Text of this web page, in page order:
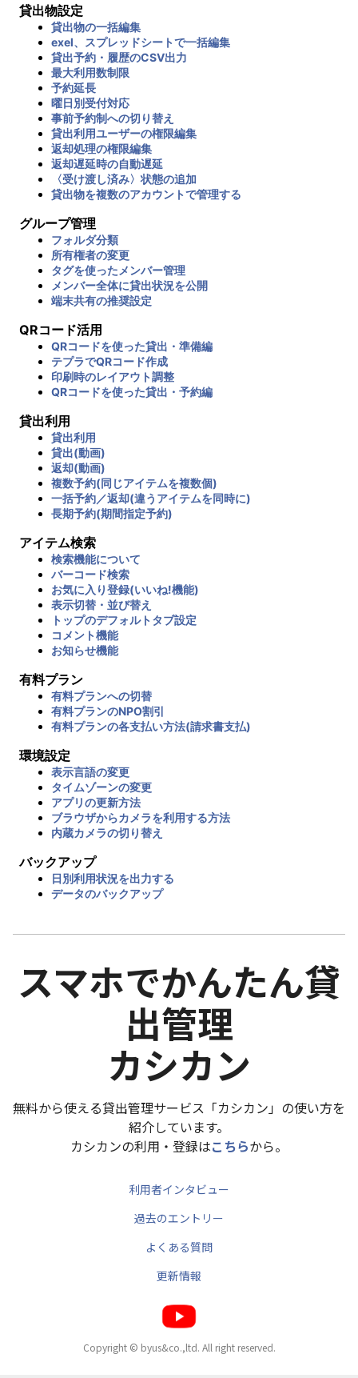
貸出物設定
貸出物の一括編集
exel、スプレッドシートで一括編集
貸出予約・履歴のCSV出力
最大利用数制限
予約延長
曜日別受付対応
事前予約制への切り替え
貸出利用ユーザーの権限編集
返却処理の権限編集
返却遅延時の自動遅延
〈受け渡し済み〉状態の追加
貸出物を複数のアカウントで管理する
グループ管理
フォルダ分類
所有権者の変更
タグを使ったメンバー管理
メンバー全体に貸出状況を公開
端末共有の推奨設定
QRコード活用
QRコードを使った貸出・準備編
テプラでQRコード作成
印刷時のレイアウト調整
QRコードを使った貸出・予約編
貸出利用
貸出利用
貸出(動画)
返却(動画)
複数予約(同じアイテムを複数個)
一括予約／返却(違うアイテムを同時に)
長期予約(期間指定予約)
アイテム検索
検索機能について
バーコード検索
お気に入り登録(いいね!機能)
表示切替・並び替え
トップのデフォルトタブ設定
コメント機能
お知らせ機能
有料プラン
有料プランへの切替
有料プランのNPO割引
有料プランの各支払い方法(請求書支払)
環境設定
表示言語の変更
タイムゾーンの変更
アプリの更新方法
ブラウザからカメラを利用する方法
内蔵カメラの切り替え
バックアップ
日別利用状況を出力する
データのバックアップ
スマホでかんたん貸
出管理
カシカン
無料から使える貸出管理サービス「カシカン」の使い方を
紹介しています。
カシカンの利用・登録はこちらから。
利用者インタビュー
過去のエントリー
よくある質問
更新情報
Copyright © byus&co.,ltd. All right reserved.